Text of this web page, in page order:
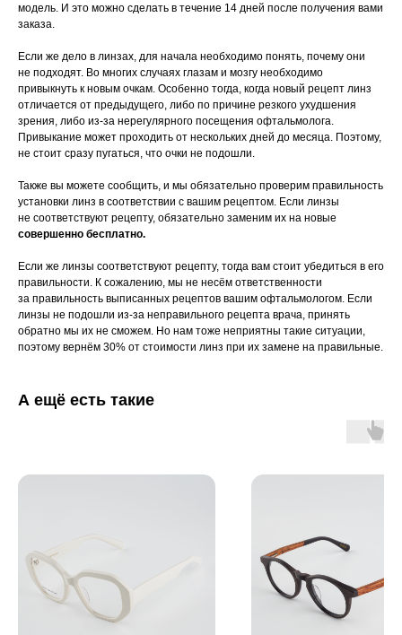
модель. И это можно сделать в течение 14 дней после получения вами
заказа.
Если же дело в линзах, для начала необходимо понять, почему они
не подходят. Во многих случаях глазам и мозгу необходимо
привыкнуть к новым очкам. Особенно тогда, когда новый рецепт линз
отличается от предыдущего, либо по причине резкого ухудшения
зрения, либо из-за нерегулярного посещения офтальмолога.
Привыкание может проходить от нескольких дней до месяца. Поэтому,
не стоит сразу пугаться, что очки не подошли.
Также вы можете сообщить, и мы обязательно проверим правильность
установки линз в соответствии с вашим рецептом. Если линзы
не соответствуют рецепту, обязательно заменим их на новые
совершенно бесплатно.
Если же линзы соответствуют рецепту, тогда вам стоит убедиться в его
правильности. К сожалению, мы не несём ответственности
за правильность выписанных рецептов вашим офтальмологом. Если
линзы не подошли из-за неправильного рецепта врача, принять
обратно мы их не сможем. Но нам тоже неприятны такие ситуации,
поэтому вернём 30% от стоимости линз при их замене на правильные.
А ещё есть такие